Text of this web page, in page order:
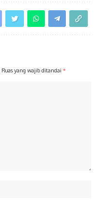
Ruas yang wajib ditandai *